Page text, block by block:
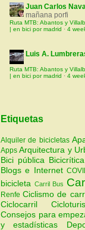
Juan Carlos
mañana porfi
Ruta MTB: Abantos y
| en bici por madrid · 4
Luis A.
Ruta MTB: Abantos y
| en bici por madrid · 4
Etiquetas
Alquiler de bicicletas
AppsArquitectura y
Bici pública Bicicrítica
Blogs e Internet
bicicleta Carril Bus
RenfeCiclismo de
Ciclocarril
Consejos para
y estadísticas